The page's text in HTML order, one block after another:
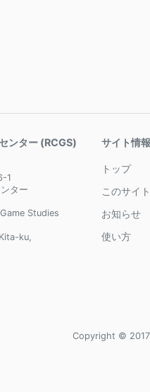
ンター (RCGS)
1
ター
Studies
ku,
サイト情報
トップ
このサイ
お知らせ
使い方
Copyright ©